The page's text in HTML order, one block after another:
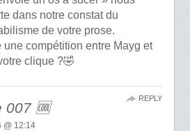
dans notre constat du
de votre prose.
une compétition entre Mayg et
clique ?🤣
007 🆒
@ 12:14
REPLY